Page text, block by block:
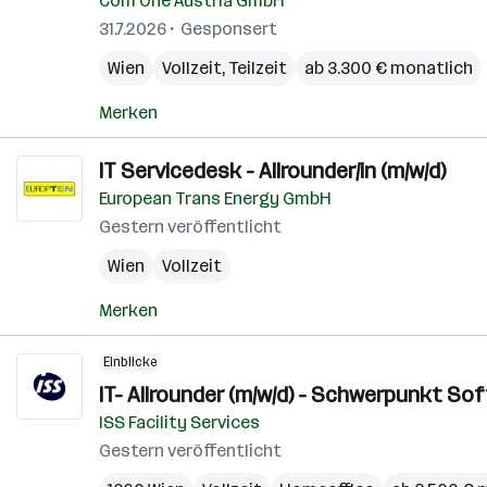
31.7.2026
Gesponsert
Wien
Vollzeit, Teilzeit ab 3.300 € monatlich
Merken
IT Servicedesk - Allrounder/in (m/w/d)
European Trans Energy GmbH
Gestern veröffentlicht
Wien
Vollzeit
Merken
Einblicke
IT- Allrounder (m/w/d) - Schwerpunkt
ISS Facility Services
Gestern veröffentlicht